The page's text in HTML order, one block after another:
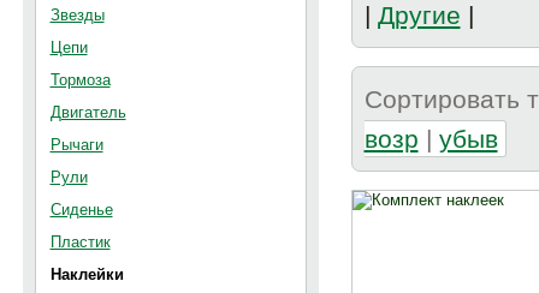
Звезды
Цепи
Тормоза
Двигатель
Рычаги
Рули
Сиденье
Пластик
Наклейки
| Другие |
Сортировать
возр | убыв